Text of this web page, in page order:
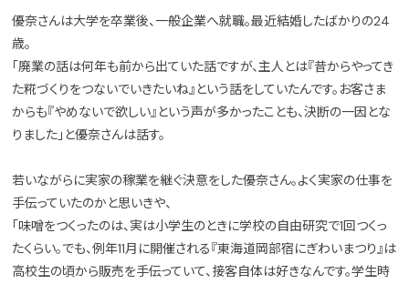
優奈さんは大学を卒業後、一般企業へ就職。最近結婚したばかりの24
歳。
「廃業の話は何年も前から出ていた話ですが、主人とは『昔からやってき
た糀づくりをつないでいきたいね』という話をしていたんです。お客さま
からも『やめないで欲しい』という声が多かったことも、決断の一因とな
りました」と優奈さんは話す。
若いながらに実家の稼業を継ぐ決意をした優奈さん。よく実家の仕事を
手伝っていたのかと思いきや、
「味噌をつくったのは、実は小学生のときに学校の自由研究で1回つくっ
たくらい。でも、例年11月に開催される『東海道岡部宿にぎわいまつり』は
高校生の頃から販売を手伝っていて、接客自体は好きなんです。学生時